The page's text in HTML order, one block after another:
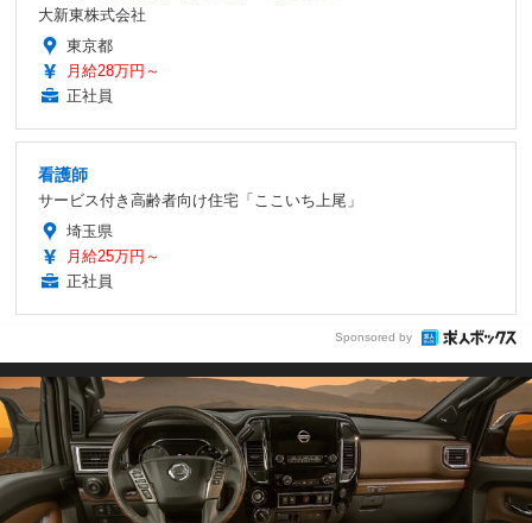
大新東株式会社
東京都
月給28万円～
正社員
看護師
サービス付き高齢者向け住宅「ここいち上尾」
埼玉県
月給25万円～
正社員
Sponsored by